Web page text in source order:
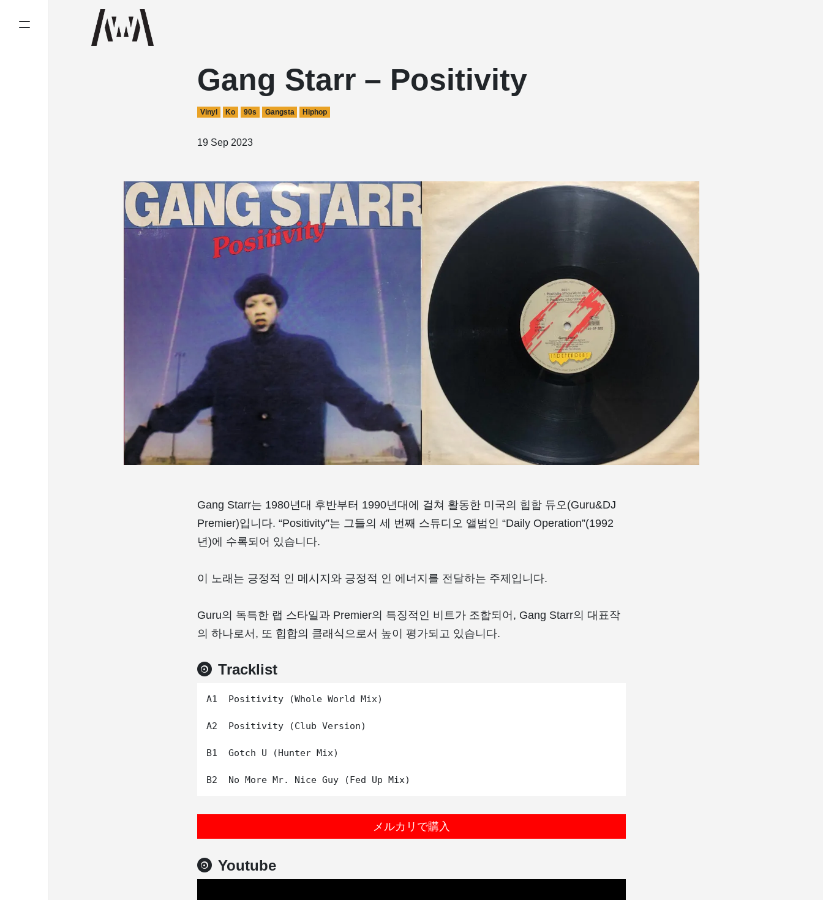
Gang Starr – Positivity
Vinyl Ko 90s Gangsta Hiphop
19 Sep 2023
Gang Starr는 1980년대 후반부터 1990년대에 걸쳐 활동한 미국의 힙합 듀오(Guru&DJ
Premier)입니다. “Positivity”는 그들의 세 번째 스튜디오 앨범인 “Daily Operation”(1992
년)에 수록되어 있습니다.
이 노래는 긍정적 인 메시지와 긍정적 인 에너지를 전달하는 주제입니다.
Guru의 독특한 랩 스타일과 Premier의 특징적인 비트가 조합되어, Gang Starr의 대표작
의 하나로서, 또 힙합의 클래식으로서 높이 평가되고 있습니다.
Tracklist
A1  Positivity (Whole World Mix)
A2  Positivity (Club Version)
B1  Gotch U (Hunter Mix)
メルカリで購入
Youtube